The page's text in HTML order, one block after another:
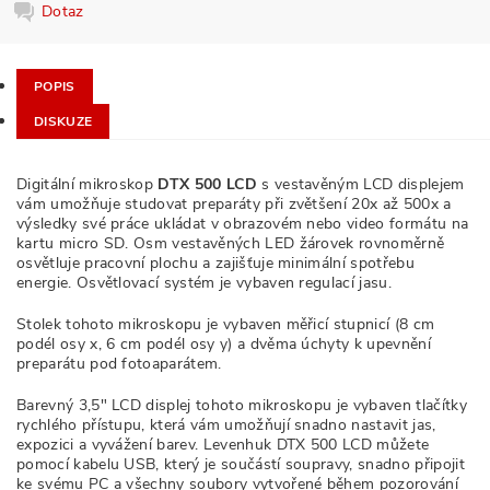
Dotaz
POPIS
DISKUZE
Digitální mikroskop DTX 500 LCD s vestavěným LCD displejem
vám umožňuje studovat preparáty při zvětšení 20x až 500x a
výsledky své práce ukládat v obrazovém nebo video formátu na
kartu micro SD. Osm vestavěných LED žárovek rovnoměrně
osvětluje pracovní plochu a zajišťuje minimální spotřebu
energie. Osvětlovací systém je vybaven regulací jasu.
Stolek tohoto mikroskopu je vybaven měřicí stupnicí (8 cm
podél osy x, 6 cm podél osy y) a dvěma úchyty k upevnění
preparátu pod fotoaparátem.
Barevný 3,5" LCD displej tohoto mikroskopu je vybaven tlačítky
rychlého přístupu, která vám umožňují snadno nastavit jas,
expozici a vyvážení barev. Levenhuk DTX 500 LCD můžete
pomocí kabelu USB, který je součástí soupravy, snadno připojit
ke svému PC a všechny soubory vytvořené během pozorování